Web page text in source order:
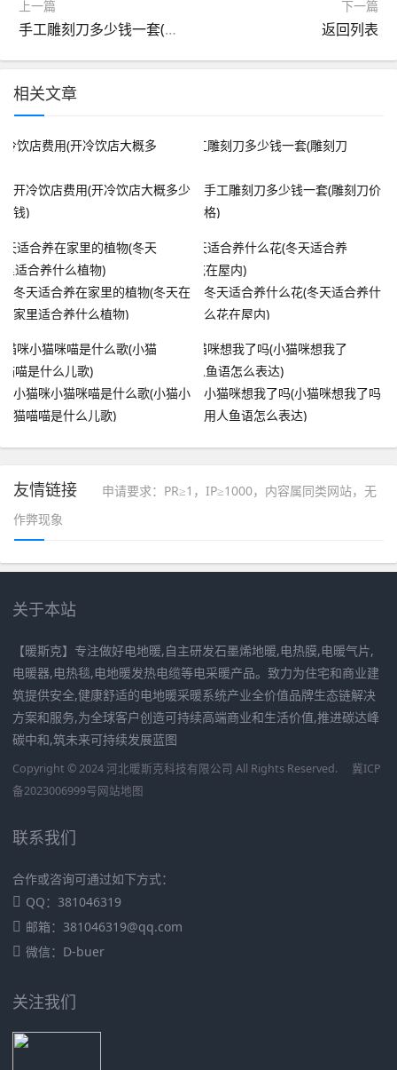
上一篇
手工雕刻刀多少钱一套(雕刻刀价格)
下一篇
返回列表
相关文章
开冷饮店费用(开冷饮店大概多少
钱)
手工雕刻刀多少钱一套(雕刻刀价
格)
冬天适合养在家里的植物(冬天在
家里适合养什么植物)
冬天适合养什么花(冬天适合养什
么花在屋内)
小猫咪小猫咪喵是什么歌(小猫小
猫喵喵是什么儿歌)
小猫咪想我了吗(小猫咪想我了吗
用人鱼语怎么表达)
友情链接
申请要求：PR≥1，IP≥1000，内容属同类网站，无
作弊现象
关于本站
【暖斯克】专注做好电地暖,自主研发石墨烯地暖,电热膜,电暖气片,
电暖器,电热毯,电地暖发热电缆等电采暖产品。致力为住宅和商业建
筑提供安全,健康舒适的电地暖采暖系统产业全价值品牌生态链解决
方案和服务,为全球客户创造可持续高端商业和生活价值,推进碳达峰
碳中和,筑未来可持续发展蓝图
Copyright © 2024 河北暖斯克科技有限公司 All Rights Reserved.
冀ICP
备2023006999号网站地图
联系我们
合作或咨询可通过如下方式：
QQ：381046319
邮箱：381046319@qq.com
微信：D-buer
关注我们